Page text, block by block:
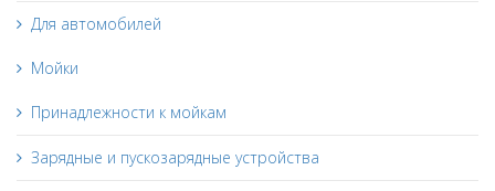
Для автомобилей
Мойки
Принадлежности к мойкам
Зарядные и пускозарядные устройства